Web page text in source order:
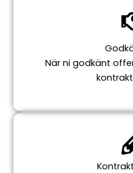
När ni godkänt